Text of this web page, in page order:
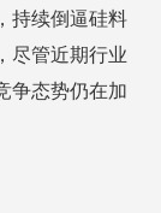
持续倒逼硅料
尽管近期行业
争态势仍在加